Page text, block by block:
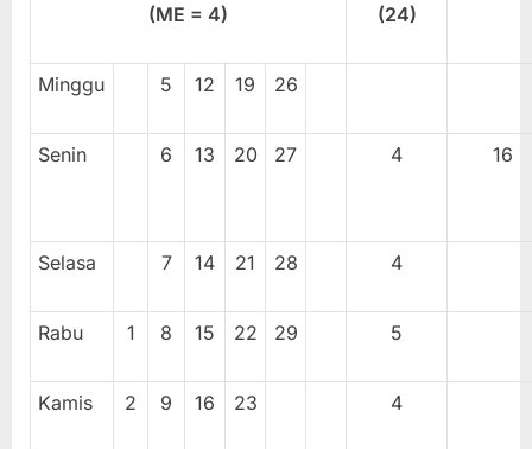
(ME = 4) (24)
Minggu 5 12 19 26
Senin 6 13 20 27 4 16
Selasa 7 14 21 28 4
Rabu 1 8 15 22 29 5
Kamis 2 9 16 23 4